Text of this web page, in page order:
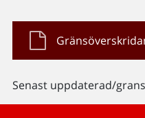
Senast uppdaterad/